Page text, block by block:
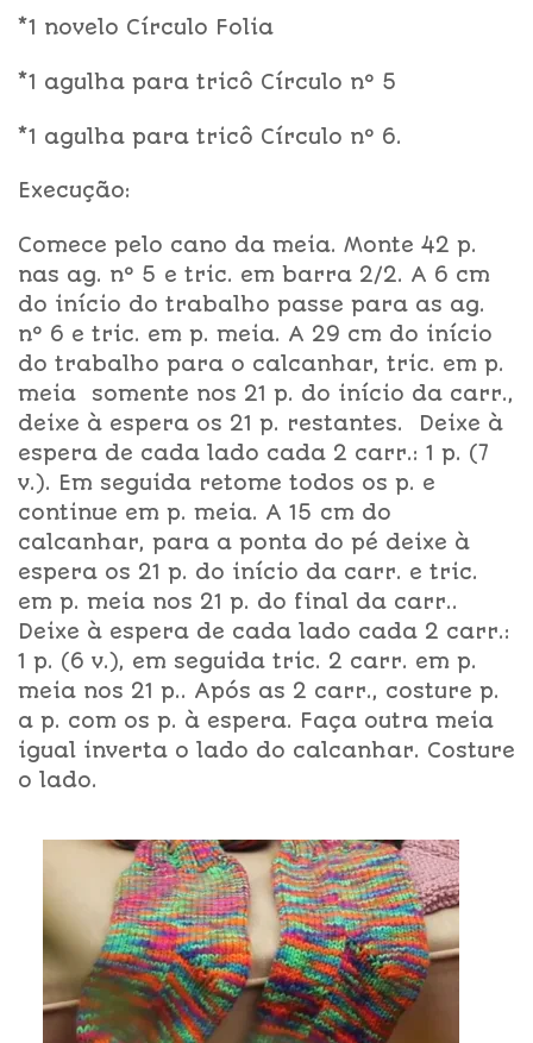
*1 novelo Círculo Folia
*1 agulha para tricô Círculo nº 5
*1 agulha para tricô Círculo nº 6.
Execução:
Comece pelo cano da meia. Monte 42 p.
nas ag. nº 5 e tric. em barra 2/2. A 6 cm
do início do trabalho passe para as ag.
nº 6 e tric. em p. meia. A 29 cm do início
do trabalho para o calcanhar, tric. em p.
meia somente nos 21 p. do início da carr.,
deixe à espera os 21 p. restantes. Deixe à
espera de cada lado cada 2 carr.: 1 p. (7
v.). Em seguida retome todos os p. e
continue em p. meia. A 15 cm do
calcanhar, para a ponta do pé deixe à
espera os 21 p. do início da carr. e tric.
em p. meia nos 21 p. do final da carr..
Deixe à espera de cada lado cada 2 carr.:
1 p. (6 v.), em seguida tric. 2 carr. em p.
meia nos 21 p.. Após as 2 carr., costure p.
a p. com os p. à espera. Faça outra meia
igual inverta o lado do calcanhar. Costure
o lado.